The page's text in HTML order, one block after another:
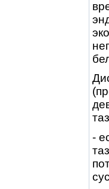
-